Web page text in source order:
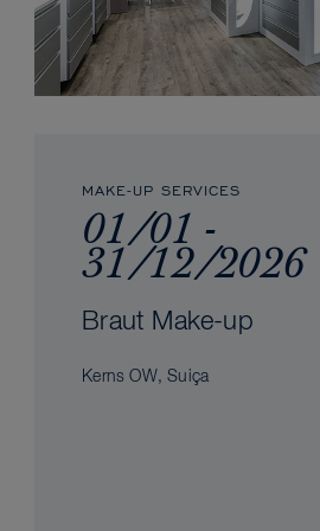
MAKE-UP SERVICES
01/01 -
31/12/2026
Braut Make-up
Kerns OW, Suiça